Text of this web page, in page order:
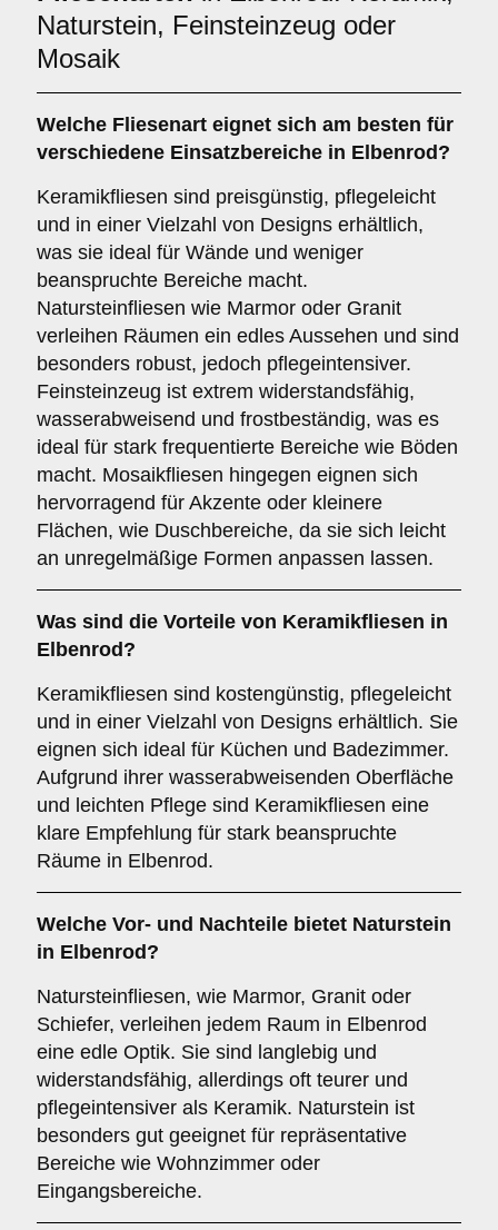
Naturstein, Feinsteinzeug oder
Mosaik
Welche Fliesenart eignet sich am besten für
verschiedene Einsatzbereiche in Elbenrod?
Keramikfliesen sind preisgünstig, pflegeleicht
und in einer Vielzahl von Designs erhältlich,
was sie ideal für Wände und weniger
beanspruchte Bereiche macht.
Natursteinfliesen wie Marmor oder Granit
verleihen Räumen ein edles Aussehen und sind
besonders robust, jedoch pflegeintensiver.
Feinsteinzeug ist extrem widerstandsfähig,
wasserabweisend und frostbeständig, was es
ideal für stark frequentierte Bereiche wie Böden
macht. Mosaikfliesen hingegen eignen sich
hervorragend für Akzente oder kleinere
Flächen, wie Duschbereiche, da sie sich leicht
an unregelmäßige Formen anpassen lassen.
Was sind die Vorteile von Keramikfliesen in
Elbenrod?
Keramikfliesen sind kostengünstig, pflegeleicht
und in einer Vielzahl von Designs erhältlich. Sie
eignen sich ideal für Küchen und Badezimmer.
Aufgrund ihrer wasserabweisenden Oberfläche
und leichten Pflege sind Keramikfliesen eine
klare Empfehlung für stark beanspruchte
Räume in Elbenrod.
Welche Vor- und Nachteile bietet Naturstein
in Elbenrod?
Natursteinfliesen, wie Marmor, Granit oder
Schiefer, verleihen jedem Raum in Elbenrod
eine edle Optik. Sie sind langlebig und
widerstandsfähig, allerdings oft teurer und
pflegeintensiver als Keramik. Naturstein ist
besonders gut geeignet für repräsentative
Bereiche wie Wohnzimmer oder
Eingangsbereiche.